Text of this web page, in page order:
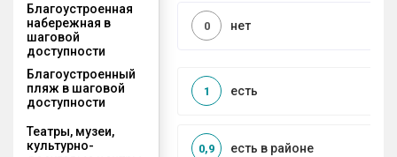
Благоустроенная
набережная в
шаговой
доступности
нет
0
Благоустроенный
пляж в шаговой
доступности
есть
1
Театры, музеи,
культурно-
есть в районе
0,9